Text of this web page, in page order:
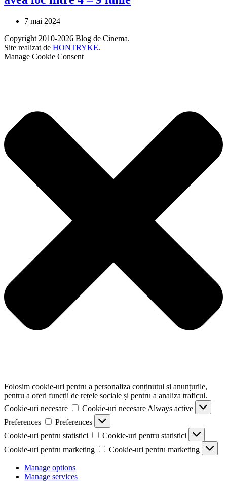
7 mai 2024
Copyright 2010-2026 Blog de Cinema.
Site realizat de HONTRYKE.
Manage Cookie Consent
Folosim cookie-uri pentru a personaliza conținutul și anunțurile,
pentru a oferi funcții de rețele sociale și pentru a analiza traficul.
Cookie-uri necesare
Cookie-uri necesare Always active
Preferences
Preferences
Cookie-uri pentru statistici
Cookie-uri pentru statistici
Cookie-uri pentru marketing
Cookie-uri pentru marketing
Manage options
Manage services